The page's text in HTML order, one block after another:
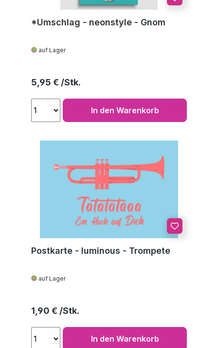
*Umschlag - neonstyle - Gnom
auf Lager
Regulärer Preis:
5,95 €
In den Warenkorb
Postkarte - luminous - Trompete
auf Lager
Regulärer Preis:
1,90 €
In den Warenkorb